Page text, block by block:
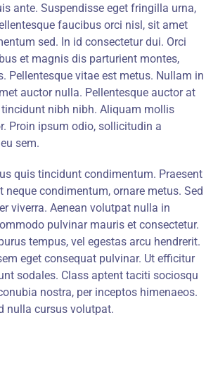
ante. Suspendisse eget fringilla urna,
faucibus orci nisl, sit amet
sed. In id consectetur dui. Orci
et magnis dis parturient montes,
Pellentesque vitae est metus. Nullam in
auctor nulla. Pellentesque auctor at
nibh nibh. Aliquam mollis
Proin ipsum odio, sollicitudin a
sem.
quis tincidunt condimentum. Praesent
neque condimentum, ornare metus. Sed
viverra. Aenean volutpat nulla in
pulvinar mauris et consectetur.
tempus, vel egestas arcu hendrerit.
eget consequat pulvinar. Ut efficitur
sodales. Class aptent taciti sociosqu
nostra, per inceptos himenaeos.
nulla cursus volutpat.